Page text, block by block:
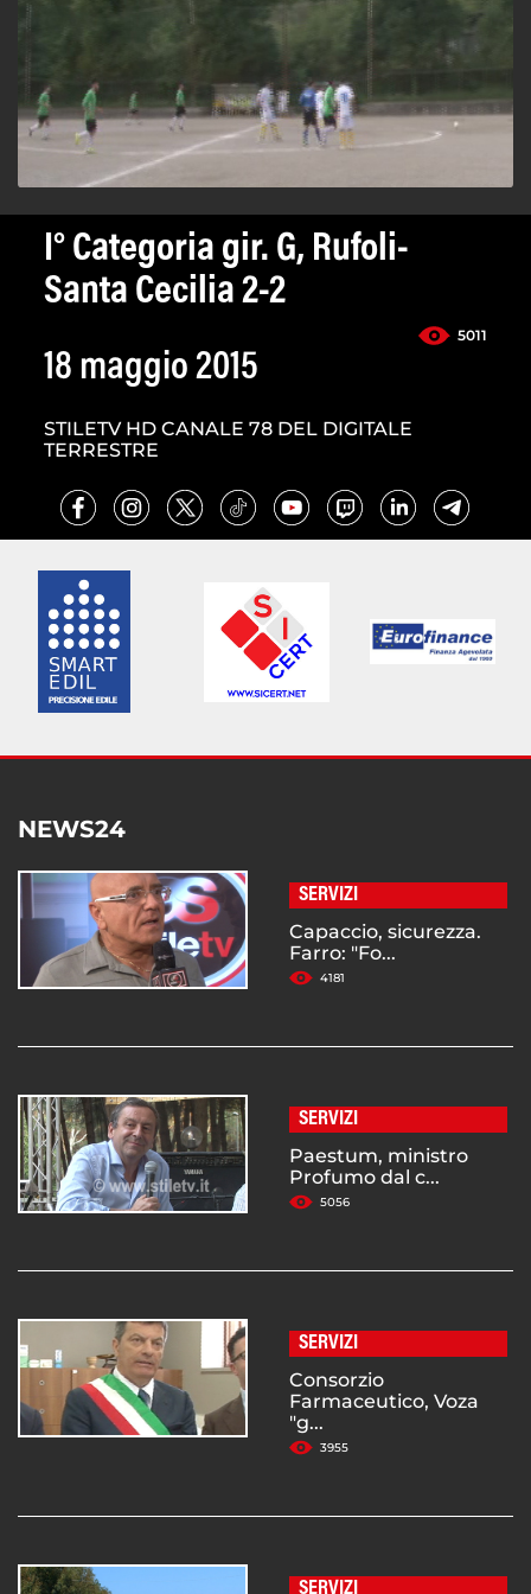
I° Categoria gir. G, Rufoli-
Santa Cecilia 2-2
5011
18 maggio 2015
STILETV HD CANALE 78 DEL DIGITALE
TERRESTRE
NEWS24
SERVIZI
Capaccio, sicurezza.
Farro: "Fo...
4181
SERVIZI
Paestum, ministro
Profumo dal c...
5056
SERVIZI
Consorzio
Farmaceutico, Voza
"g...
3955
SERVIZI